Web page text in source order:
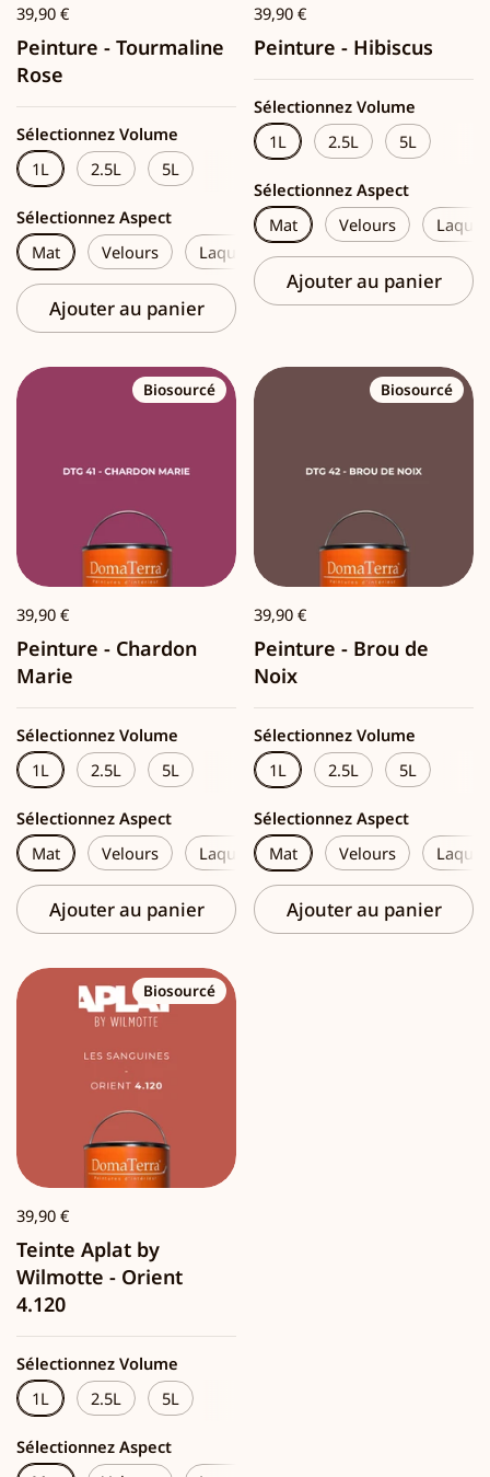
39,90 €
Peinture - Tourmaline
Rose
Sélectionnez Volume
1L
2.5L 5L
Sélectionnez Aspect
Mat
Velours Laque
Ajouter au panier
39,90 €
Peinture - Hibiscus
Sélectionnez Volume
1L
2.5L 5L
Sélectionnez Aspect
Mat
Velours Laque
Ajouter au panier
39,90 €
Peinture - Chardon
Marie
Sélectionnez Volume
1L
2.5L 5L
Sélectionnez Aspect
Mat
Velours Laque
Ajouter au panier
Biosourcé
39,90 €
Peinture - Brou de
Noix
Sélectionnez Volume
1L
2.5L 5L
Sélectionnez Aspect
Mat
Velours Laque
Ajouter au panier
Biosourcé
39,90 €
Teinte Aplat by
Wilmotte - Orient
4.120
Sélectionnez Volume
1L
2.5L 5L
Sélectionnez Aspect
Biosourcé